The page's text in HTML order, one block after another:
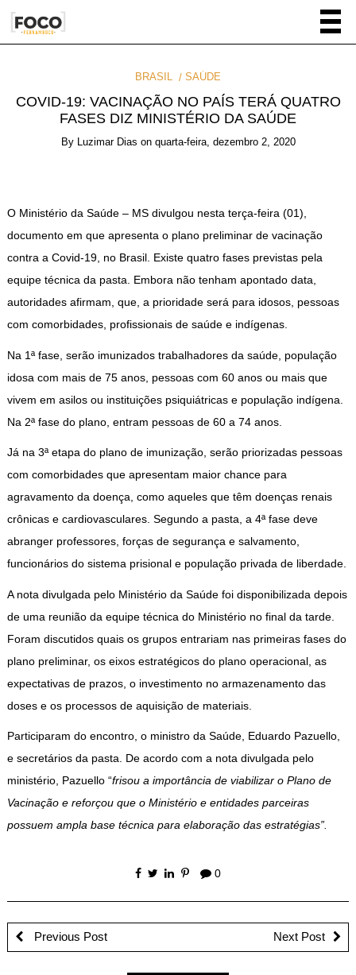
BRASIL SAÚDE
COVID-19: VACINAÇÃO NO PAÍS TERÁ QUATRO
FASES DIZ MINISTÉRIO DA SAÚDE
By Luzimar Dias on quarta-feira, dezembro 2, 2020
O Ministério da Saúde – MS divulgou nesta terça-feira (01),
documento em que apresenta o plano preliminar de vacinação
contra a Covid-19, no Brasil. Existe quatro fases previstas pela
equipe técnica da pasta. Embora não tenham apontado data,
autoridades afirmam, que, a prioridade será para idosos, pessoas
com comorbidades, profissionais de saúde e indígenas.
Na 1ª fase, serão imunizados trabalhadores da saúde, população
idosa com mais de 75 anos, pessoas com 60 anos ou mais que
vivem em asilos ou instituições psiquiátricas e população indígena.
Na 2ª fase do plano, entram pessoas de 60 a 74 anos.
Já na 3ª etapa do plano de imunização, serão priorizadas pessoas
com comorbidades que apresentam maior chance para
agravamento da doença, como aqueles que têm doenças renais
crônicas e cardiovasculares. Segundo a pasta, a 4ª fase deve
abranger professores, forças de segurança e salvamento,
funcionários do sistema prisional e população privada de liberdade.
A nota divulgada pelo Ministério da Saúde foi disponibilizada depois
de uma reunião da equipe técnica do Ministério no final da tarde.
Foram discutidos quais os grupos entrariam nas primeiras fases do
plano preliminar, os eixos estratégicos do plano operacional, as
expectativas de prazos, o investimento no armazenamento das
doses e os processos de aquisição de materiais.
Participaram do encontro, o ministro da Saúde, Eduardo Pazuello,
e secretários da pasta. De acordo com a nota divulgada pelo
ministério, Pazuello “frisou a importância de viabilizar o Plano de
Vacinação e reforçou que o Ministério e entidades parceiras
possuem ampla base técnica para elaboração das estratégias”.
0
Previous Post Next Post